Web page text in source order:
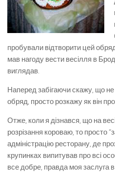
пробували відтворити цей
мав нагоду вести весілля в
виглядав.
Наперед забігаючи скажу, що
обряд, просто розкажу як він
Отже, коли я дізнався, що на
розрізання короваю, то просто
адміністрацію ресторану, де
крупинках випитував про всі
все добре, правда моя заслуга